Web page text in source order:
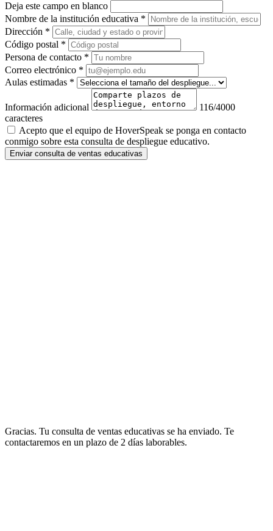
Deja este campo en blanco
Nombre de la institución educativa *
Dirección *
Código postal *
Persona de contacto *
Correo electrónico *
Aulas estimadas *
Información adicional 116/4000
caracteres
Acepto que el equipo de HoverSpeak se ponga en contacto
conmigo sobre esta consulta de despliegue educativo.
Enviar consulta de ventas educativas
Gracias. Tu consulta de ventas educativas se ha enviado. Te
contactaremos en un plazo de 2 días laborables.